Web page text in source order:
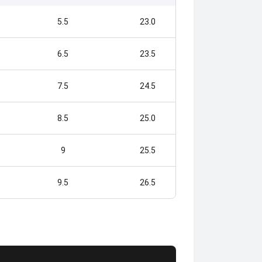
5.5 23.0
6.5 23.5
7.5 24.5
8.5 25.0
9 25.5
9.5 26.5